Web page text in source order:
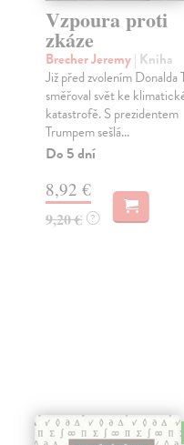
Vzpoura proti
zkáze
Brecher Jeremy| Kniha
Již před zvolením Donalda
směřoval svět ke
katastrofě. S prezidentem
Trumpem sešlá...
Do 5 dní
8,92 €
9,20 € ?